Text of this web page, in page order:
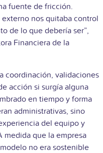
fuente de fricción.
externo nos quitaba control
de lo que debería ser”,
Financiera de la
coordinación, validaciones
acción si surgía alguna
en tiempo y forma
administrativas, sino
del equipo y
medida que la empresa
no era sostenible